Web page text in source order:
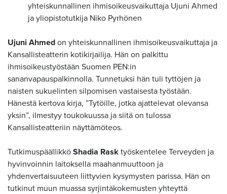
yhteiskunnallinen ihmisoikeusvaikuttaja Ujuni Ahmed
ja yliopistotutkija Niko Pyrhönen
Ujuni Ahmed on yhteiskunnallinen ihmisoikeusvaikuttaja ja
Kansallisteatterin kotikirjailija. Hän on palkittu
ihmisoikeustyöstään Suomen PEN:in
sananvapauspalkinnolla. Tunnetuksi hän tuli tyttöjen ja
naisten sukuelinten silpomisen vastaisesta työstään.
Hänestä kertova kirja, ”Tytöille, jotka ajattelevat olevansa
yksin”, ilmestyy toukokuussa ja siitä on tulossa
Kansallisteatteriin näyttämöteos.
Tutkimuspäällikkö Shadia Rask työskentelee Terveyden ja
hyvinvoinnin laitoksella maahanmuuttoon ja
yhdenvertaisuuteen liittyvien kysymysten parissa. Hän on
tutkinut muun muassa syrjintäkokemusten yhteyttä